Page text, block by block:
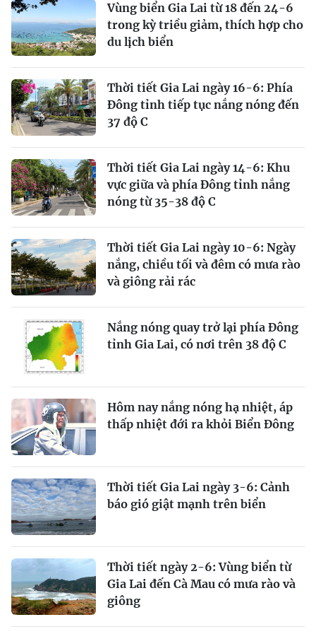
Vùng biển Gia Lai từ 18 đến 24-6
trong kỳ triều giảm, thích hợp cho
du lịch biển
Thời tiết Gia Lai ngày 16-6: Phía
Đông tỉnh tiếp tục nắng nóng đến
37 độ C
Thời tiết Gia Lai ngày 14-6: Khu
vực giữa và phía Đông tỉnh nắng
nóng từ 35-38 độ C
Thời tiết Gia Lai ngày 10-6: Ngày
nắng, chiều tối và đêm có mưa rào
và giông rải rác
Nắng nóng quay trở lại phía Đông
tỉnh Gia Lai, có nơi trên 38 độ C
Hôm nay nắng nóng hạ nhiệt, áp
thấp nhiệt đới ra khỏi Biển Đông
Thời tiết Gia Lai ngày 3-6: Cảnh
báo gió giật mạnh trên biển
Thời tiết ngày 2-6: Vùng biển từ
Gia Lai đến Cà Mau có mưa rào và
giông